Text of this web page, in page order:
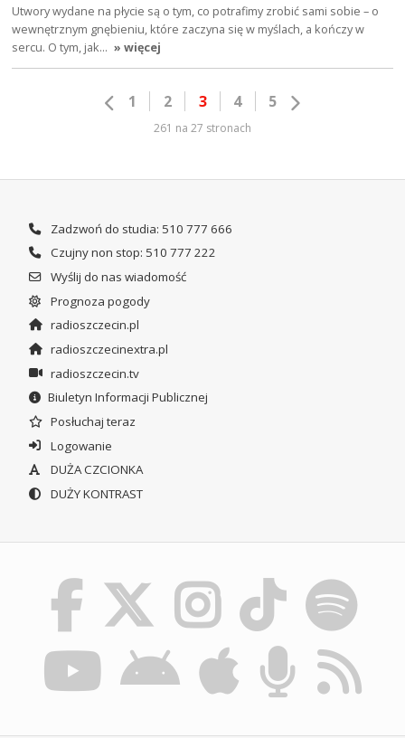
Utwory wydane na płycie są o tym, co potrafimy zrobić sami sobie – o
wewnętrznym gnębieniu, które zaczyna się w myślach, a kończy w
sercu. O tym, jak… » więcej
1 2 3 4 5
261 na 27 stronach
Zadzwoń do studia: 510 777 666
Czujny non stop: 510 777 222
Wyślij do nas wiadomość
Prognoza pogody
radioszczecin.pl
radioszczecinextra.pl
radioszczecin.tv
Biuletyn Informacji Publicznej
Posłuchaj teraz
Logowanie
DUŻA CZCIONKA
DUŻY KONTRAST